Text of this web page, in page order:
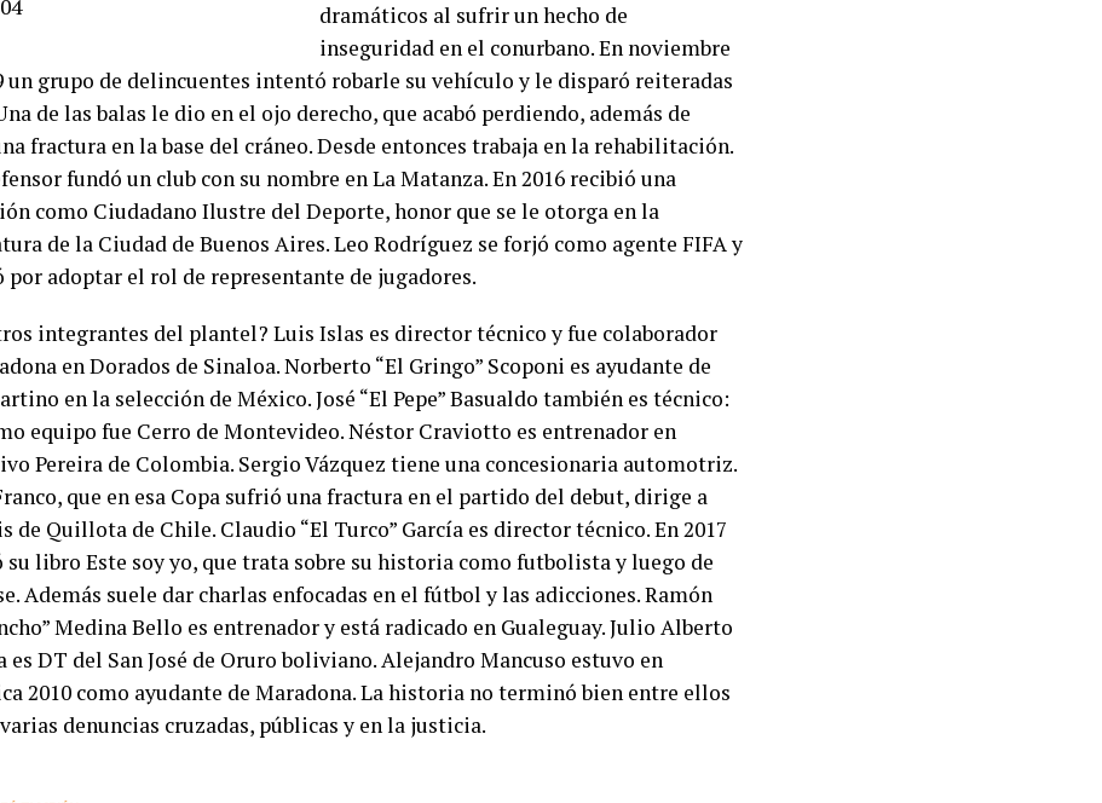
dramáticos al sufrir un hecho de
inseguridad en el conurbano. En noviembre
un grupo de delincuentes intentó robarle su vehículo y le disparó reiteradas
de las balas le dio en el ojo derecho, que acabó perdiendo, además de
fractura en la base del cráneo. Desde entonces trabaja en la rehabilitación.
fundó un club con su nombre en La Matanza. En 2016 recibió una
como Ciudadano Ilustre del Deporte, honor que se le otorga en la
de la Ciudad de Buenos Aires. Leo Rodríguez se forjó como agente FIFA y
adoptar el rol de representante de jugadores.
integrantes del plantel? Luis Islas es director técnico y fue colaborador
en Dorados de Sinaloa. Norberto “El Gringo” Scoponi es ayudante de
en la selección de México. José “El Pepe” Basualdo también es técnico:
equipo fue Cerro de Montevideo. Néstor Craviotto es entrenador en
Pereira de Colombia. Sergio Vázquez tiene una concesionaria automotriz.
que en esa Copa sufrió una fractura en el partido del debut, dirige a
de Quillota de Chile. Claudio “El Turco” García es director técnico. En 2017
su libro Este soy yo, que trata sobre su historia como futbolista y luego de
Además suele dar charlas enfocadas en el fútbol y las adicciones. Ramón
Medina Bello es entrenador y está radicado en Gualeguay. Julio Alberto
es DT del San José de Oruro boliviano. Alejandro Mancuso estuvo en
2010 como ayudante de Maradona. La historia no terminó bien entre ellos
denuncias cruzadas, públicas y en la justicia.